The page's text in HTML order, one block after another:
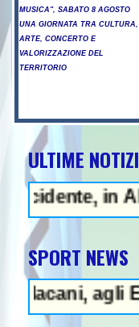
MUSICA", SABATO 8 AGOSTO
UNA GIORNATA TRA CULTURA,
ARTE, CONCERTO E
VALORIZZAZIONE DEL
TERRITORIO
ULTIME
in Abruzzo
SPORT NEWS
agli Europei
-